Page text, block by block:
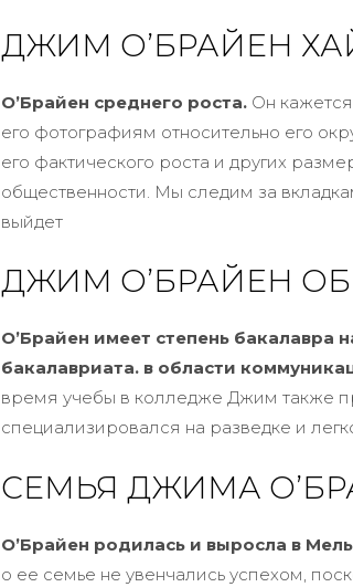
ДЖИМ О’БРАЙЕН
О’Брайен среднего роста.Он кажется
его фотографиям относительно его
его фактического роста и других
общественности. Мы следим за
выйдет
ДЖИМ О’БРАЙЕН
О’Брайен имеет степень бакалавра
бакалавриата. в области
время учебы в колледже Джим также
специализировался на разведке и
СЕМЬЯ ДЖИМА
О’Брайен родилась и выросла в
о ее семье не увенчались успехом,